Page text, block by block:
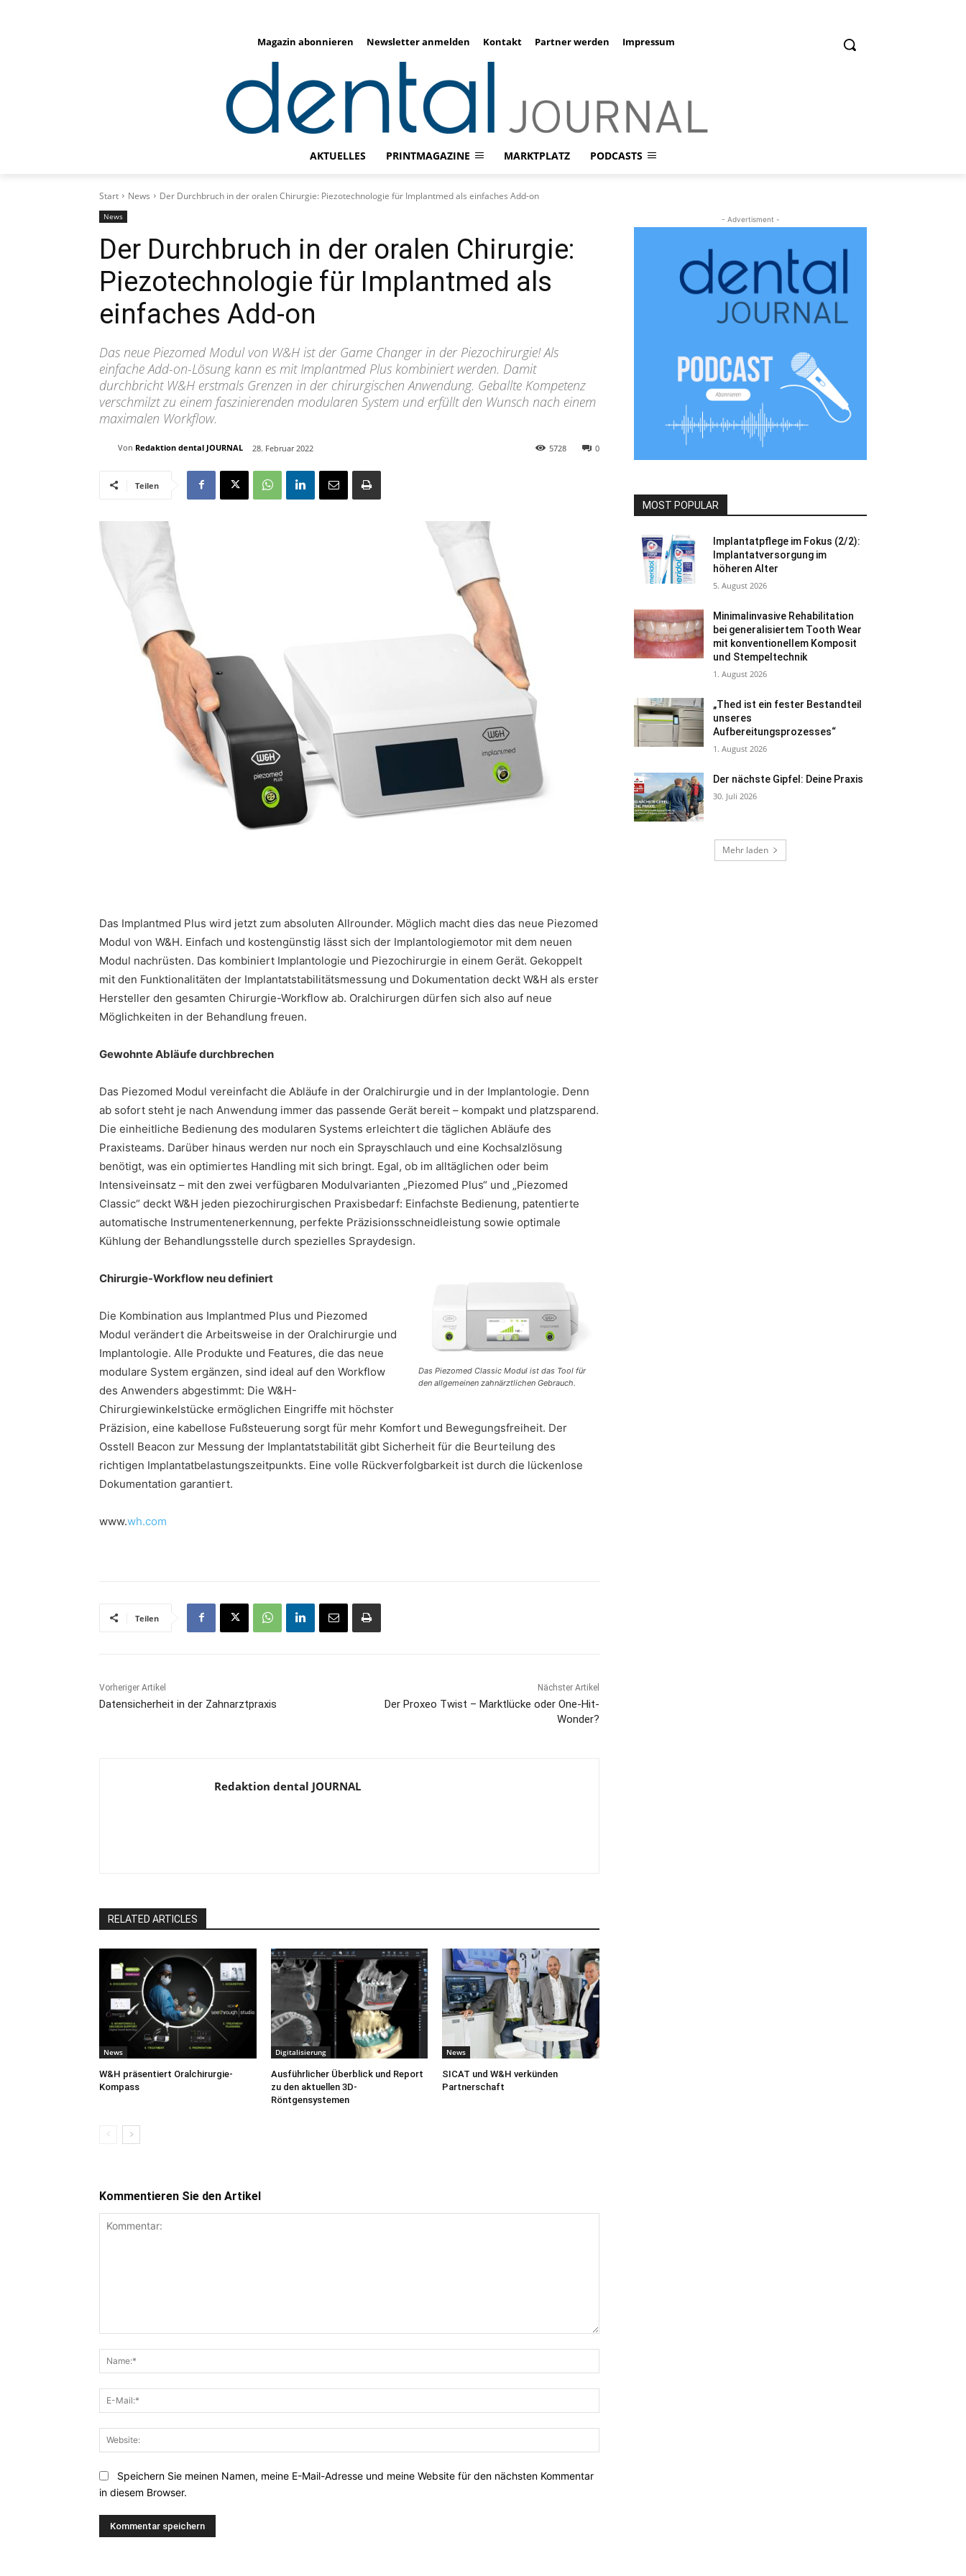
Magazin abonnieren Newsletter anmelden Kontakt Partner werden Impressum
AKTUELLES PRINTMAGAZINE MARKTPLATZ PODCASTS
Start News Der Durchbruch in der oralen Chirurgie: Piezotechnologie für Implantmed als einfaches Add-on
News
Der Durchbruch in der oralen Chirurgie:
Piezotechnologie für Implantmed als
einfaches Add-on
Das neue Piezomed Modul von W&H ist der Game Changer in der Piezochirurgie! Als
einfache Add-on-Lösung kann es mit Implantmed Plus kombiniert werden. Damit
durchbricht W&H erstmals Grenzen in der chirurgischen Anwendung. Geballte Kompetenz
verschmilzt zu einem faszinierenden modularen System und erfüllt den Wunsch nach einem
maximalen Workflow.
Von Redaktion dental JOURNAL 28. Februar 2022 0
5728
Teilen
Das Implantmed Plus wird jetzt zum absoluten Allrounder. Möglich macht dies das neue Piezomed
Modul von W&H. Einfach und kostengünstig lässt sich der Implantologiemotor mit dem neuen
Modul nachrüsten. Das kombiniert Implantologie und Piezochirurgie in einem Gerät. Gekoppelt
mit den Funktionalitäten der Implantatstabilitätsmessung und Dokumentation deckt W&H als erster
Hersteller den gesamten Chirurgie-Workflow ab. Oralchirurgen dürfen sich also auf neue
Möglichkeiten in der Behandlung freuen.
Gewohnte Abläufe durchbrechen
Das Piezomed Modul vereinfacht die Abläufe in der Oralchirurgie und in der Implantologie. Denn
ab sofort steht je nach Anwendung immer das passende Gerät bereit – kompakt und platzsparend.
Die einheitliche Bedienung des modularen Systems erleichtert die täglichen Abläufe des
Praxisteams. Darüber hinaus werden nur noch ein Sprayschlauch und eine Kochsalzlösung
benötigt, was ein optimiertes Handling mit sich bringt. Egal, ob im alltäglichen oder beim
Intensiveinsatz – mit den zwei verfügbaren Modulvarianten „Piezomed Plus“ und „Piezomed
Classic“ deckt W&H jeden piezochirurgischen Praxisbedarf: Einfachste Bedienung, patentierte
automatische Instrumentenerkennung, perfekte Präzisionsschneidleistung sowie optimale
Kühlung der Behandlungsstelle durch spezielles Spraydesign.
Das Piezomed Classic Modul ist das Tool für
den allgemeinen zahnärztlichen Gebrauch.
Chirurgie-Workflow neu definiert
Die Kombination aus Implantmed Plus und Piezomed
Modul verändert die Arbeitsweise in der Oralchirurgie und
Implantologie. Alle Produkte und Features, die das neue
modulare System ergänzen, sind ideal auf den Workflow
des Anwenders abgestimmt: Die W&H-
Chirurgiewinkelstücke ermöglichen Eingriffe mit höchster
Präzision, eine kabellose Fußsteuerung sorgt für mehr Komfort und Bewegungsfreiheit. Der
Osstell Beacon zur Messung der Implantatstabilität gibt Sicherheit für die Beurteilung des
richtigen Implantatbelastungszeitpunkts. Eine volle Rückverfolgbarkeit ist durch die lückenlose
Dokumentation garantiert.
www.wh.com
Teilen
Vorheriger Artikel
Datensicherheit in der Zahnarztpraxis
Nächster Artikel
Der Proxeo Twist – Marktlücke oder One-Hit-
Wonder?
Redaktion dental JOURNAL
RELATED ARTICLES
News
W&H präsentiert Oralchirurgie-
Kompass
Digitalisierung
Ausführlicher Überblick und Report
zu den aktuellen 3D-
Röntgensystemen
News
SICAT und W&H verkünden
Partnerschaft
Kommentieren Sie den Artikel
Mail:*
Speichern Sie meinen Namen, meine E-Mail-Adresse und meine Website für den nächsten Kommentar
in diesem Browser.
- Advertisment -
MOST POPULAR
Implantatpflege im Fokus (2/2):
Implantatversorgung im
höheren Alter
5. August 2026
Minimalinvasive Rehabilitation
bei generalisiertem Tooth Wear
mit konventionellem Komposit
und Stempeltechnik
1. August 2026
„Thed ist ein fester Bestandteil
unseres
Aufbereitungsprozesses“
1. August 2026
Der nächste Gipfel: Deine Praxis
30. Juli 2026
Mehr laden